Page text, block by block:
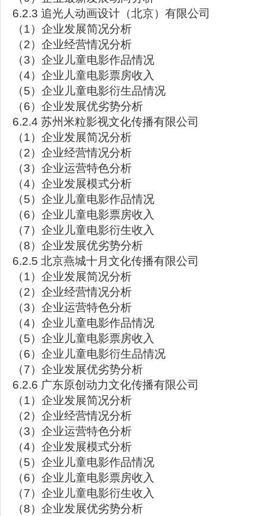
6.2.3 追光人动画设计（北京）有限公司
（1）企业发展简况分析
（2）企业经营情况分析
（3）企业儿童电影作品情况
（4）企业儿童电影票房收入
（5）企业儿童电影衍生品情况
（6）企业发展优劣势分析
6.2.4 苏州米粒影视文化传播有限公司
（1）企业发展简况分析
（2）企业经营情况分析
（3）企业运营特色分析
（4）企业发展模式分析
（5）企业儿童电影作品情况
（6）企业儿童电影票房收入
（7）企业儿童电影衍生收入
（8）企业发展优劣势分析
6.2.5 北京燕城十月文化传播有限公司
（1）企业发展简况分析
（2）企业经营情况分析
（3）企业运营特色分析
（4）企业儿童电影作品情况
（5）企业儿童电影票房收入
（6）企业儿童电影衍生品情况
（7）企业发展优劣势分析
6.2.6 广东原创动力文化传播有限公司
（1）企业发展简况分析
（2）企业经营情况分析
（3）企业运营特色分析
（4）企业发展模式分析
（5）企业儿童电影作品情况
（6）企业儿童电影票房收入
（7）企业儿童电影衍生收入
（8）企业发展优劣势分析